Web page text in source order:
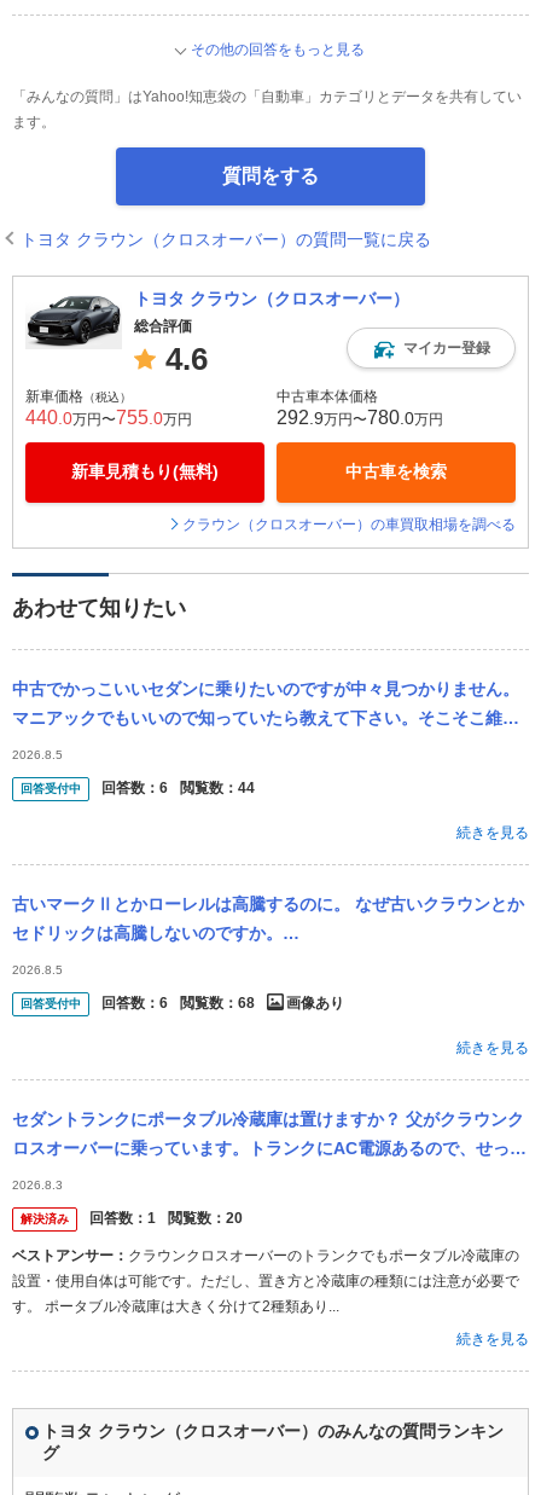
その他の回答をもっと見る
「みんなの質問」はYahoo!知恵袋の「自動車」カテゴリとデータを共有してい
ます。
質問をする
トヨタ クラウン（クロスオーバー）の質問一覧に戻る
トヨタ クラウン（クロスオーバー）
総合評価
4.6 マイカー登録
新車価格 （税込）
440 .0万円〜755 .0万円
新車見積もり(無料)
中古車本体価格
292 .9万円〜780 .0万円
中古車を検索
クラウン（クロスオーバー）の車買取相場を調べる
あわせて知りたい
中古でかっこいいセダンに乗りたいのですが中々見つかりません。
マニアックでもいいので知っていたら教えて下さい。そこそこ維持
費が安いと助かります。予算は250万。 候補としてあげていたの
は、 ...
2026.8.5
回答受付中 回答数： 6 閲覧数： 44
続きを見る
古いマークⅡとかローレルは高騰するのに。 なぜ古いクラウンとか
セドリックは高騰しないのですか。
・・・・・・・・・・・・・・・・・・・・・・・・・ マークⅡや
ローレルはＦＲなのでドリフトのベース...
2026.8.5
回答受付中 回答数： 6 閲覧数： 68 画像あり
続きを見る
セダントランクにポータブル冷蔵庫は置けますか？ 父がクラウンク
ロスオーバーに乗っています。トランクにAC電源あるので、せっか
くだからポータブル冷蔵庫を置きたいといっています。 外出先で生
ものな...
2026.8.3
解決済み 回答数： 1 閲覧数： 20
ベストアンサー： クラウンクロスオーバーのトランクでもポータブル冷蔵庫の
設置・使用自体は可能です。ただし、置き方と冷蔵庫の種類には注意が必要で
す。 ポータブル冷蔵庫は大きく分けて2種類あり...
続きを見る
トヨタ クラウン（クロスオーバー）のみんなの質問ランキン
グ